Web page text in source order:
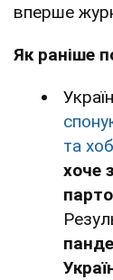
вперше
Як раніше
та
хоче